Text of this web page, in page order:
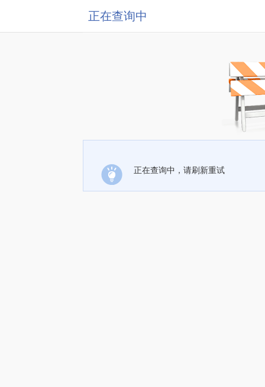
正在查询中
正在查询中，请刷新重试